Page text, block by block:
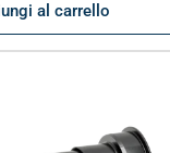
al carrello